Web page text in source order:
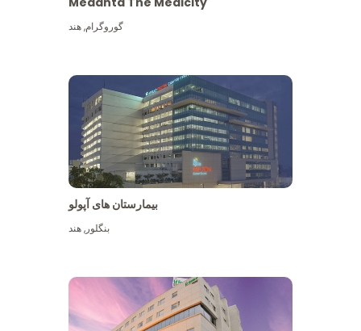
گوروگرام,هند
بیمارستان های آپولو
بنگلور,هند